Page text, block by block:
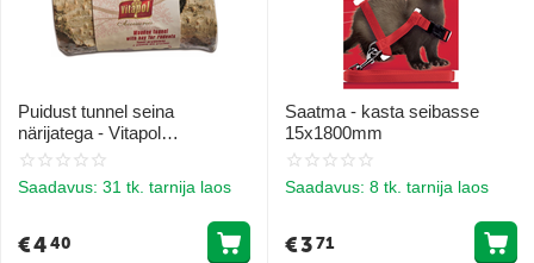
Puidust tunnel seina
närijatega - Vitapol
COMPLEMENTARY
närilistele
Saadavus: 31 tk. tarnija laos
€440
Saatma - kasta seibasse
15x1800mm
Saadavus: 8 tk. tarnija laos
€371